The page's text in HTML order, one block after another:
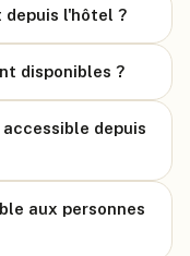
depuis l'hôtel ?
disponibles ?
depuis
aux personnes